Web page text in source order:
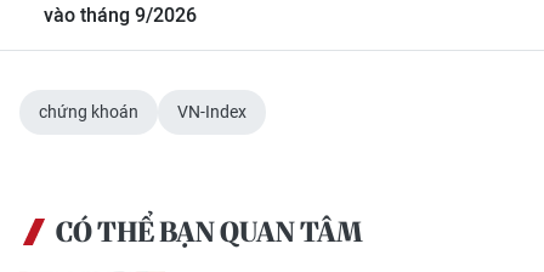
vào tháng 9/2026
chứng khoán VN-Index
CÓ THỂ BẠN QUAN TÂM